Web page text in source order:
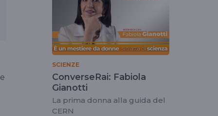
SCIENZE
ConverseRai: Fabiola
Gianotti
La prima donna alla guida del
CERN